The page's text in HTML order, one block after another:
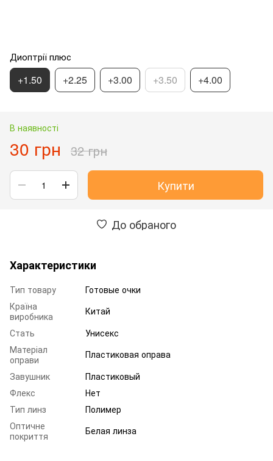
Диоптрії плюс
+1.50 +2.25 +3.00 +3.50 +4.00
В наявності
30 грн 32 грн
Купити
До обраного
Характеристики
Тип товару
Готовые очки
Країна
виробника
Китай
Стать
Унисекс
Матеріал
оправи
Пластиковая оправа
Завушник
Пластиковый
Флекс
Нет
Тип линз
Полимер
Оптичне
покриття
Белая линза